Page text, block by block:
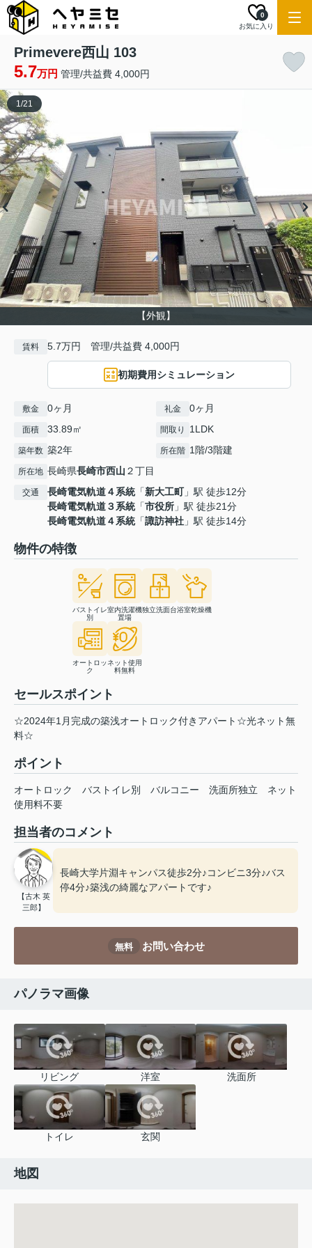
お気に入り
0
Primevere西山 103
5.7万円 管理/共益費 4,000円
【外観】
1/21
賃料 5.7万円 管理/共益費 4,000円
初期費用シミュレーション
敷金 0ヶ月 礼金 0ヶ月
面積 33.89㎡ 間取り 1LDK
築年数 築2年 所在階 1階/3階建
所在地 長崎県長崎市西山 ２丁目
交通 長崎電気軌道４系統「新大工町」駅 徒歩12分
長崎電気軌道３系統「市役所 」駅 徒歩21分
長崎電気軌道４系統「諏訪神社 」駅 徒歩14分
物件の特徴
バストイレ
別
室内洗濯機
置場
独立洗面台浴室乾燥機
オートロッ
ク
ネット使用
料無料
セールスポイント
☆2024年1月完成の築浅オートロック付きアパート☆光ネット無
料☆
ポイント
オートロック バストイレ別 バルコニー 洗面所独立
ネット
使用料不要
担当者のコメント
【古木 英
三郎】
長崎大学片淵キャンパス徒歩2分♪コンビニ3分♪バス
停4分♪築浅の綺麗なアパートです♪
無料 お問い合わせ
パノラマ画像
リビング 洋室 洗面所
トイレ 玄関
地図